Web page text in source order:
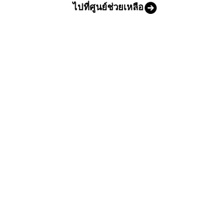
ไปที่ศูนย์ช่วยเหลือ